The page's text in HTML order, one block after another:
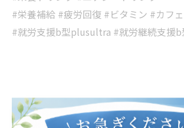
#栄養補給 #疲労回復 #ビタミン #カフ
#就労支援b型plusultra #就労継続支援b
< 前のページ 一覧に戻る